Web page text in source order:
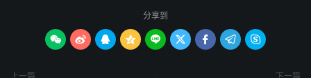
分享到
        